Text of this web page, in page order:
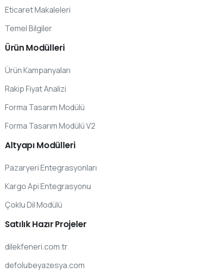
Eticaret Makaleleri
Temel Bilgiler
Ürün Modülleri
Ürün Kampanyaları
Rakip Fiyat Analizi
Forma Tasarım Modülü
Forma Tasarım Modülü V2
Altyapı Modülleri
Pazaryeri Entegrasyonları
Kargo Api Entegrasyonu
Çoklu Dil Modülü
SatılıkHazırProjeler
dilekfeneri.com.tr
defolubeyazesya.com